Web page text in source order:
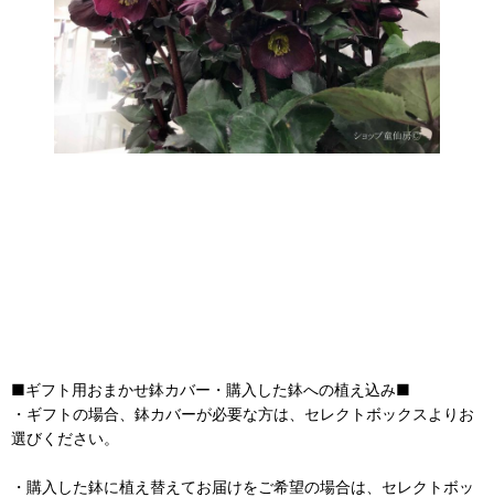
■ギフト用おまかせ鉢カバー・購入した鉢への植え込み■
・ギフトの場合、鉢カバーが必要な方は、セレクトボックスよりお
選びください。
・購入した鉢に植え替えてお届けをご希望の場合は、セレクトボッ